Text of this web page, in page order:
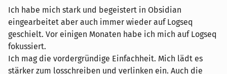
Ich habe mich stark und begeistert in Obsidian
eingearbeitet aber auch immer wieder auf Logseq
geschielt. Vor einigen Monaten habe ich mich auf Logseq
fokussiert.
Ich mag die vordergründige Einfachheit. Mich lädt es
stärker zum losschreiben und verlinken ein. Auch die